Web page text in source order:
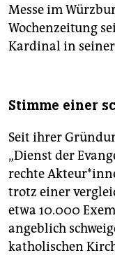
Messe im
Wochenzeitung
Kardinal in
Stimme einer
Seit ihrer
„Dienst der
rechte
trotz einer
etwa 10.000
angeblich
katholischen